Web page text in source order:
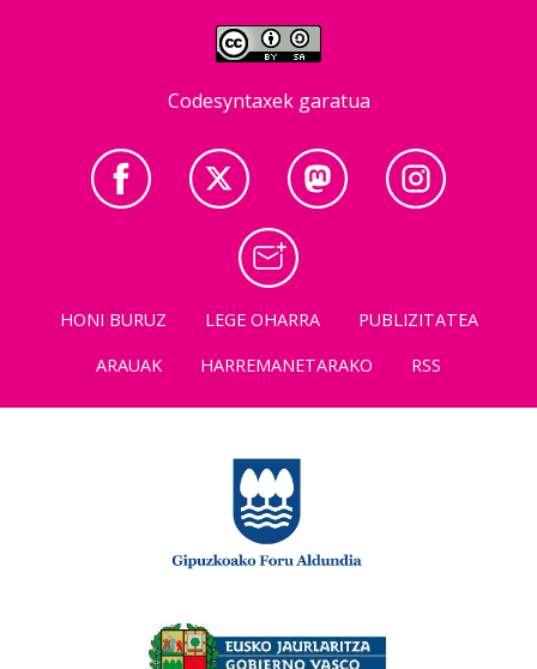
Codesyntaxek garatua
HONI BURUZ LEGE OHARRA
PUBLIZITATEA
ARAUAK
HARREMANETARAKO RSS